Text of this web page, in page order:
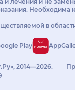
и лечения и не
Необходима
в
Play
2014—2026.